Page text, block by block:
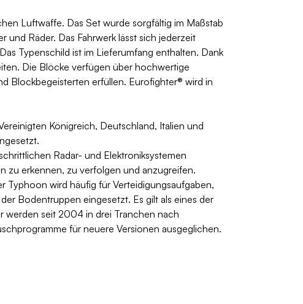
Luftwaffe. Das Set wurde sorgfältig im Maßstab
Räder. Das Fahrwerk lässt sich jederzeit
Typenschild ist im Lieferumfang enthalten. Dank
Die Blöcke verfügen über hochwertige
Blockbegeisterten erfüllen. Eurofighter® wird in
Königreich, Deutschland, Italien und
Radar- und Elektroniksystemen
zu erkennen, zu verfolgen und anzugreifen.
wird häufig für Verteidigungsaufgaben,
Bodentruppen eingesetzt. Es gilt als eines der
werden seit 2004 in drei Tranchen nach
für neuere Versionen ausgeglichen.